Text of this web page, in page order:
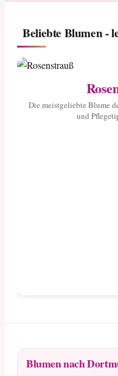
Beliebte Blumen -
Die meistgeliebte Blume
und
Blumen nach